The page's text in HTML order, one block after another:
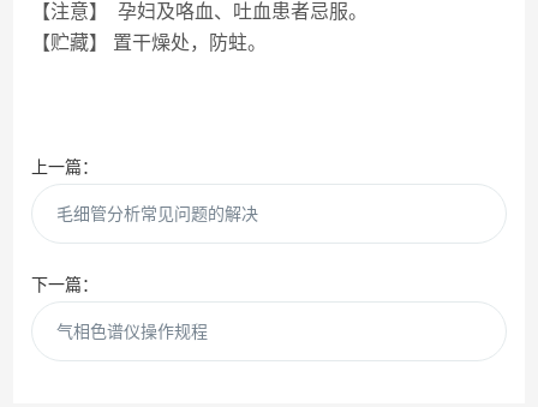
【注意】 孕妇及咯血、吐血患者忌服。
【贮藏】 置干燥处，防蛀。
上一篇：
毛细管分析常见问题的解决
下一篇：
气相色谱仪操作规程